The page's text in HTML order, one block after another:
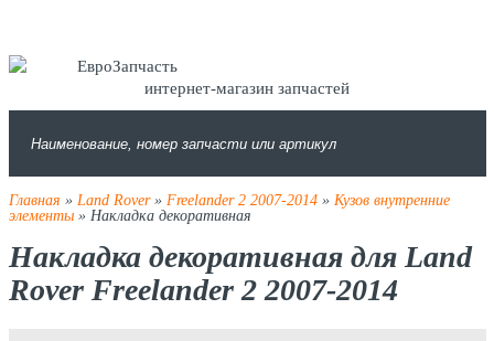
интернет-магазин запчастей
Главная » Land Rover» Freelander 2 2007-2014» Кузов внутренние
элементы» Накладка декоративная
Накладка декоративная для Land
Rover Freelander 2 2007-2014